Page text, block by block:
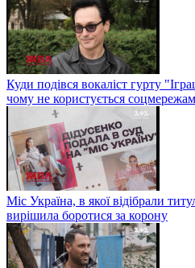
Куди подівся вокаліст гурту
чому не користується
Міс Україна, в якої відібрали
вирішила боротися за корону